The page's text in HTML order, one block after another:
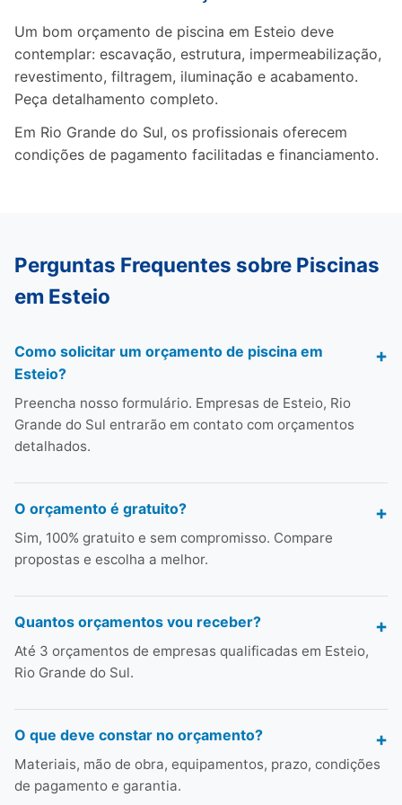
Um bom orçamento de piscina em Esteio deve
contemplar: escavação, estrutura, impermeabilização,
revestimento, filtragem, iluminação e acabamento.
Peça detalhamento completo.
Em Rio Grande do Sul, os profissionais oferecem
condições de pagamento facilitadas e financiamento.
Perguntas Frequentes sobre Piscinas
em Esteio
Como solicitar um orçamento de piscina em
Esteio?
Preencha nosso formulário. Empresas de Esteio, Rio
Grande do Sul entrarão em contato com orçamentos
detalhados.
O orçamento é gratuito?
Sim, 100% gratuito e sem compromisso. Compare
propostas e escolha a melhor.
Quantos orçamentos vou receber?
Até 3 orçamentos de empresas qualificadas em Esteio,
Rio Grande do Sul.
O que deve constar no orçamento?
Materiais, mão de obra, equipamentos, prazo, condições
de pagamento e garantia.